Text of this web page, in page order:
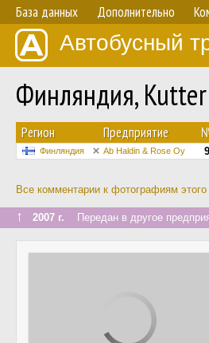
База данных Дополнительно
Автобусный
Финляндия,
Регион Предприятие
Финляндия Ab Haldin & Rose Oy 9
Все комментарии к фотографиям
↑ 2007 г. Передан в другое